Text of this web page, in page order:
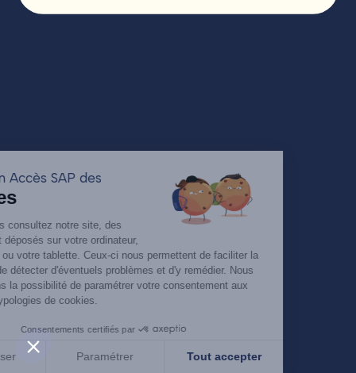
Utilisation Accès SAP des
Cookies
Lorsque vous consultez notre site, des
cookies sont déposés sur votre ordinateur,
votre mobile ou votre tablette. Ceux-ci nous permettent de faciliter la
navigation, de détecter d'éventuels problèmes et d'y remédier. Nous
vous laissons la possibilité de paramétrer votre consentement aux
différentes typologies de cookies.
Consentements certifiés par
Tout refuser Paramétrer Tout accepter